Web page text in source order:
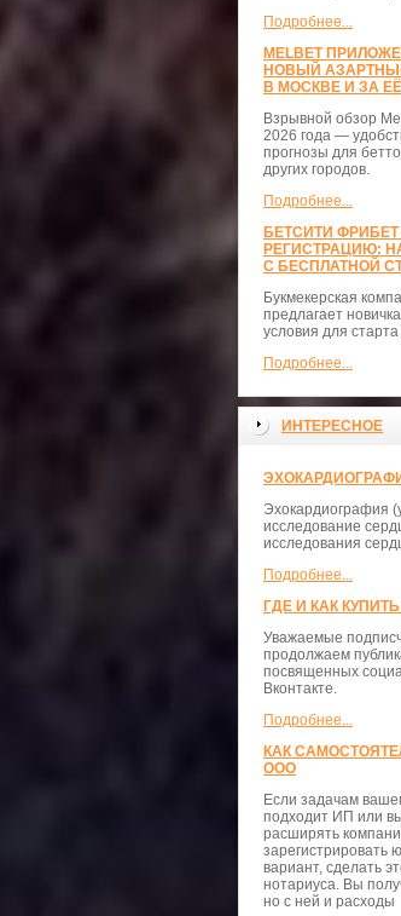
Подробнее...
MELBET
НОВЫЙ
В МОСКВЕ И ЗА
Взрывной обзор
2026 года —
прогнозы для
других городов.
Подробнее...
БЕТСИТИ ФРИБЕТ
РЕГИСТРАЦИЮ:
С БЕСПЛАТНОЙ
Букмекерская
предлагает
условия для
Подробнее...
ИНТЕРЕСНОЕ
Эхокардиография
исследование
исследования
Подробнее...
ГДЕ И КАК
Уважаемые
продолжаем
посвященных
Вконтакте.
Подробнее...
КАК
ООО
Если задачам
подходит ИП или
расширять
зарегистрировать
вариант, сделать
нотариуса. Вы
но с ней и расходы